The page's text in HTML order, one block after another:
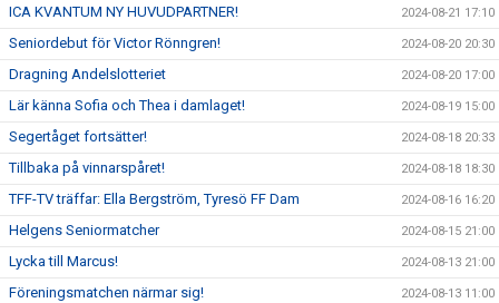
ICA KVANTUM NY HUVUDPARTNER! 2024-08-21 17:10
Seniordebut för Victor Rönngren! 2024-08-20 20:30
Dragning Andelslotteriet 2024-08-20 17:00
Lär känna Sofia och Thea i damlaget! 2024-08-19 15:00
Segertåget fortsätter! 2024-08-18 20:33
Tillbaka på vinnarspåret! 2024-08-18 18:30
TFF-TV träffar: Ella Bergström, Tyresö FF Dam 2024-08-16 16:20
Helgens Seniormatcher 2024-08-15 21:00
Lycka till Marcus! 2024-08-13 21:00
Föreningsmatchen närmar sig! 2024-08-13 11:00